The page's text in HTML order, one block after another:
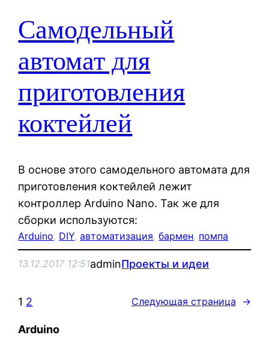
Самодельный
автомат для
приготовления
коктейлей
В основе этого самодельного автомата для
приготовления коктейлей лежит
контроллер Arduino Nano. Так же для
сборки используются:
Arduino, DIY, автоматизация, бармен, помпа
13.12.2017 12:51adminПроекты и идеи
1 2 Следующая страница →
Arduino